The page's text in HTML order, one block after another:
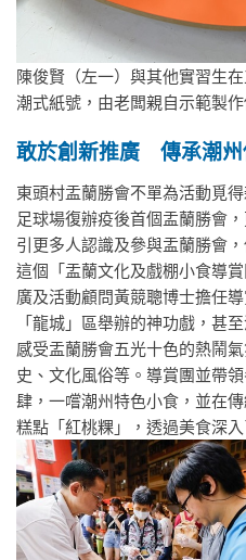
陳俊賢（左一）與其他實習生
潮式紙號，由老闆親自示範製
敢於創新推廣 傳承潮州
東頭村盂蘭勝會不單為活動覓
足球場復辦疫後首個盂蘭勝會
引更多人認識及參與盂蘭勝會
這個「盂蘭文化及戲棚小食導
廣及活動顧問黃競聰博士擔任
「龍城」區舉辦的神功戲，甚
感受盂蘭勝會五光十色的熱鬧
史、文化風俗等。導賞團並帶
肆，一嚐潮州特色小食，並在
糕點「紅桃粿」，透過美食深